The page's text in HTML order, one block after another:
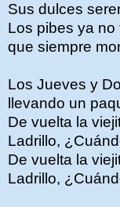
Sus dulces
Los pibes ya no
que siempre
Los Jueves y
llevando un
De vuelta la
Ladrillo,
De vuelta la
Ladrillo,